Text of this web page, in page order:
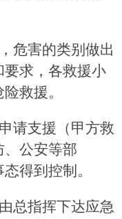
危害的类别做出
要求，各救援小
救援。
请支援（甲方救
、公安等部
得到控制。
总指挥下达应急